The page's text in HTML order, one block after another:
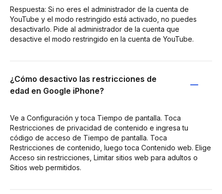
Respuesta: Si no eres el administrador de la cuenta de
YouTube y el modo restringido está activado, no puedes
desactivarlo. Pide al administrador de la cuenta que
desactive el modo restringido en la cuenta de YouTube.
¿Cómo desactivo las restricciones de
edad en Google iPhone?
Ve a Configuración y toca Tiempo de pantalla. Toca
Restricciones de privacidad de contenido e ingresa tu
código de acceso de Tiempo de pantalla. Toca
Restricciones de contenido, luego toca Contenido web. Elige
Acceso sin restricciones, Limitar sitios web para adultos o
Sitios web permitidos.